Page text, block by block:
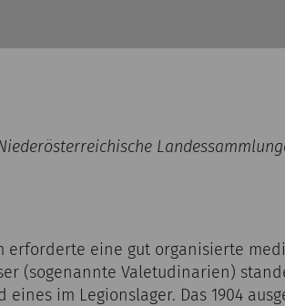
erforderte eine gut organisierte
(sogenannte Valetudinarien)
im Legionslager. Das 1904